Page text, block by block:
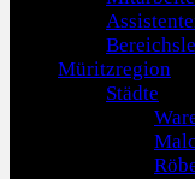
Müritzregion
Städte